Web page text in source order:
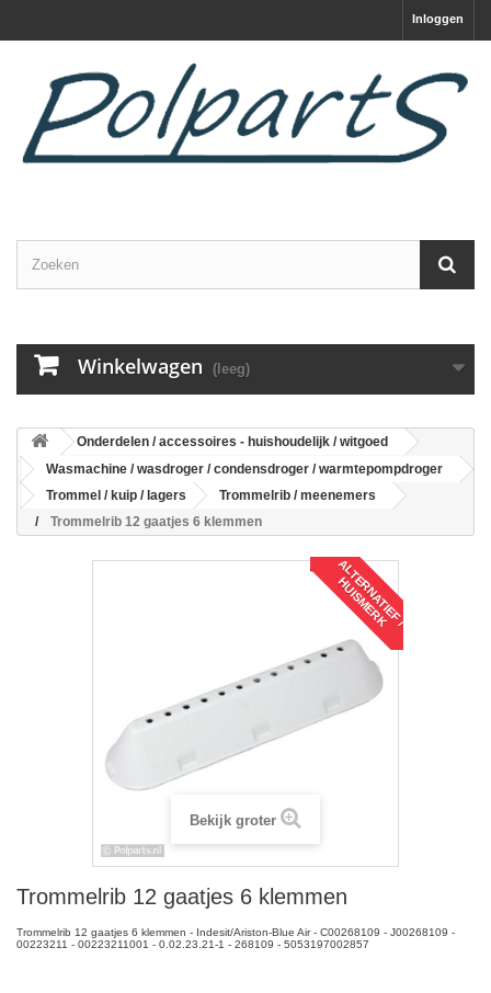
Inloggen
Winkelwagen (leeg)
Onderdelen / accessoires - huishoudelijk / witgoed
Wasmachine / wasdroger / condensdroger / warmtepompdroger
Trommel / kuip / lagers
Trommelrib / meenemers
Trommelrib 12 gaatjes 6 klemmen
A
L
T
E
R
N
A
T
I
E
F
/
H
U
I
S
M
E
R
K
Bekijk groter
Trommelrib 12 gaatjes 6 klemmen
Trommelrib 12 gaatjes 6 klemmen - Indesit/Ariston-Blue Air - C00268109 - J00268109 -
00223211 - 00223211001 - 0.02.23.21-1 - 268109 - 5053197002857